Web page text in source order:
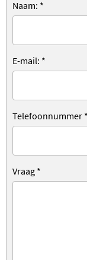
Naam: *
E-mail: *
Telefoonnummer *
Vraag *